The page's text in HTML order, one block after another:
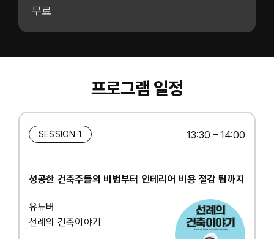
무료
프로그램 일정
SESSION 1 13:30 – 14:00
성공한 건축주들의 비법부터 인테리어 비용 절감 팁까지
유튜버
선례의 건축이야기